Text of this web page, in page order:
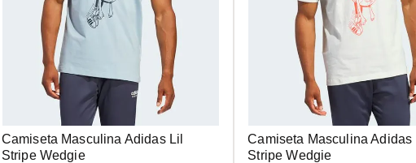
Camiseta Masculina Adidas Lil
Stripe Wedgie
Camiseta Masculina Adidas
Stripe Wedgie